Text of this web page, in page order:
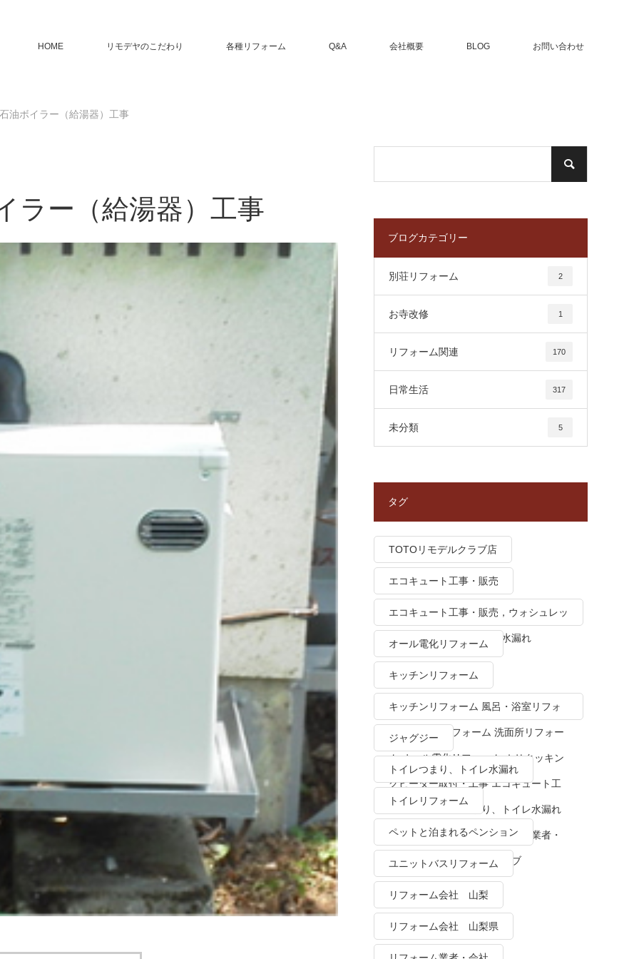
HOME リモデヤのこだわり 各種リフォーム Q&A 会社概要 BLOG お問い合わせ
油ボイラー（給湯器）工事
ラー（給湯器）工事
ブログカテゴリー
別荘リフォーム 2
お寺改修 1
リフォーム関連 170
日常生活 317
未分類 5
タグ
TOTOリモデルクラブ店
エコキュート工事・販売
エコキュート工事・販売，ウォシュレッ
ト トイレつまり、トイレ水漏れ
オール電化リフォーム
キッチンリフォーム
キッチンリフォーム 風呂・浴室リフォ
ーム トイレリフォーム 洗面所リフォー
ム オール電化リフォーム ＩＨクッキン
グヒーター取付・工事 エコキュート工
事・販売 トイレつまり、トイレ水漏れ
水栓金具修理・交換 リフォーム業者・
会社 ＴＯＴＯリモデルクラブ
ジャグジー
トイレつまり、トイレ水漏れ
トイレリフォーム
ペットと泊まれるペンション
ユニットバスリフォーム
リフォーム会社 山梨
リフォーム会社 山梨県